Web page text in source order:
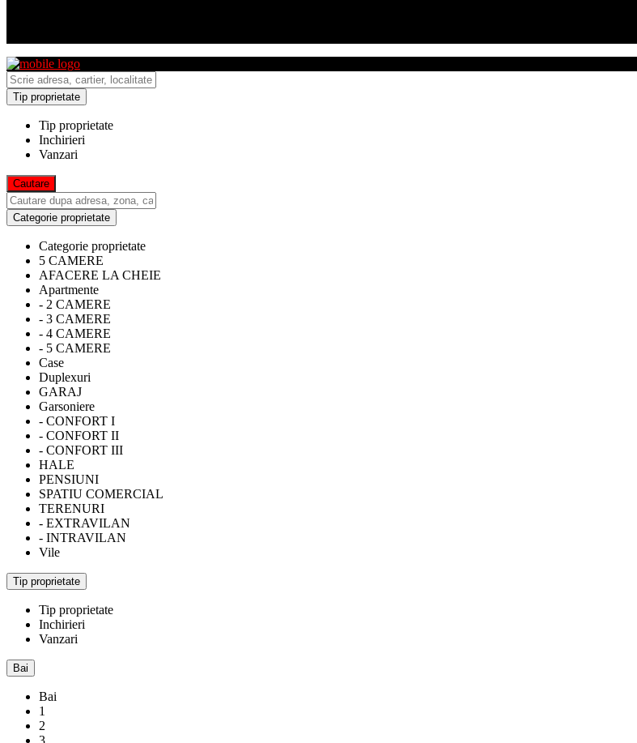
Tip proprietate
Tip proprietate
Inchirieri
Vanzari
Categorie proprietate
Categorie proprietate
5 CAMERE
AFACERE LA CHEIE
Apartmente
- 2 CAMERE
- 3 CAMERE
- 4 CAMERE
- 5 CAMERE
Case
Duplexuri
GARAJ
Garsoniere
- CONFORT I
- CONFORT II
- CONFORT III
HALE
PENSIUNI
SPATIU COMERCIAL
TERENURI
- EXTRAVILAN
- INTRAVILAN
Vile
Tip proprietate
Tip proprietate
Inchirieri
Vanzari
Bai
Bai
1
2
3